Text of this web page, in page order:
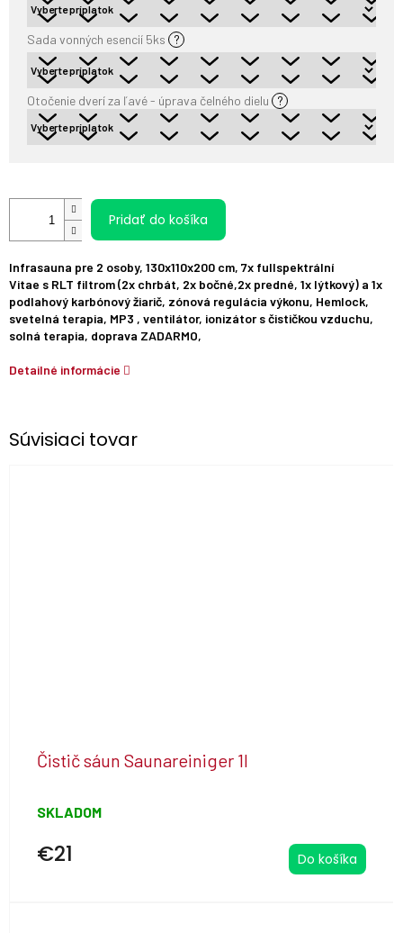
Sada vonných esencií 5ks ?
Otočenie dverí za ľavé - úprava čelného dielu ?
Pridať do košíka
Infrasauna pre 2 osoby, 130x110x200 cm, 7x fullspektrální
Vitae s RLT filtrom(2x chrbát, 2x bočné,2x predné, 1x lýtkový) a 1x
podlahový karbónovýžiarič, zónová regulácia výkonu, Hemlock,
svetelná terapia, MP3 , ventilátor, ionizátor s čističkou vzduchu,
solná terapia, doprava ZADARMO,
Detailné informácie
Súvisiaci tovar
Čistič sáun Saunareiniger 1l
SKLADOM
€21 Do košíka